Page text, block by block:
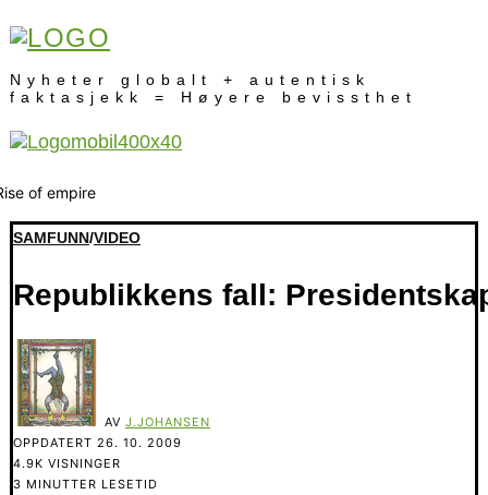
Nyheter globalt + autentisk
faktasjekk = Høyere bevissthet
SAMFUNN/VIDEO
Republikkens fall:
AV J.JOHANSEN
OPPDATERT 26. 10. 2009
4.9K VISNINGER
3 MINUTTER LESETID